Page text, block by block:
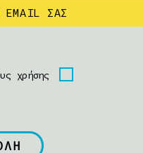
χρήσης